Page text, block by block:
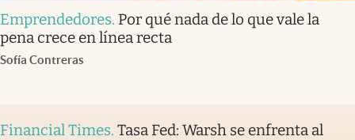
Emprendedores. Por qué nada de lo que vale la
pena crece en línea recta
Sofía Contreras
Financial Times. Tasa Fed: Warsh se enfrenta al